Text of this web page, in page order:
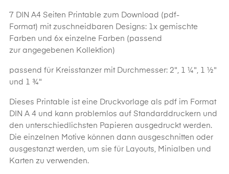
7 DIN A4 Seiten Printable zum Download (pdf-
Format) mit zuschneidbaren Designs: 1x gemischte
Farben und 6x einzelne Farben (passend
zur angegebenen Kollektion)
passend für Kreisstanzer mit Durchmesser: 2", 1 ¼", 1 ½"
und 1 ¾"
Dieses Printable ist eine Druckvorlage als pdf im Format
DIN A 4 und kann problemlos auf Standarddruckern und
den unterschiedlichsten Papieren ausgedruckt werden.
Die einzelnen Motive können dann ausgeschnitten oder
ausgestanzt werden, um sie für Layouts, Minialben und
Karten zu verwenden.